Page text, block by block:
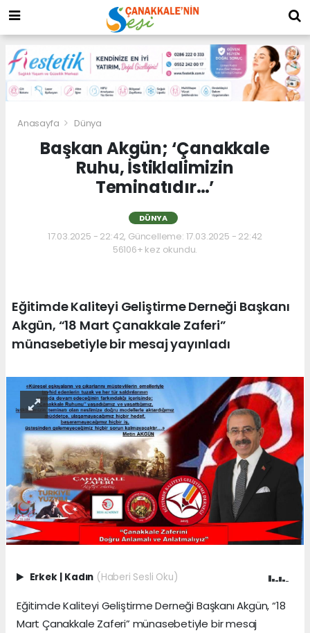
Anasayfa Dünya
Başkan Akgün; ‘Çanakkale
Ruhu, İstiklalimizin
Teminatıdır…’
DÜNYA
17.03.2025 - 22:42, Güncelleme: 17.03.2025 - 22:42
56106+ kez okundu.
Eğitimde Kaliteyi Geliştirme Derneği Başkanı
Akgün, “18 Mart Çanakkale Zaferi”
münasebetiyle bir mesaj yayınladı
Erkek | Kadın (Haberi Sesli Oku)
Eğitimde Kaliteyi Geliştirme Derneği Başkanı Akgün, “18
Mart Çanakkale Zaferi” münasebetiyle bir mesaj